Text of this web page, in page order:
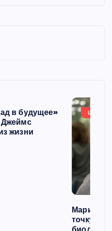
в будущее»
Джеймс
жизни
Мария
точку в